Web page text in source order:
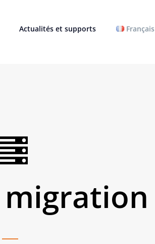
Actualités et supports Français